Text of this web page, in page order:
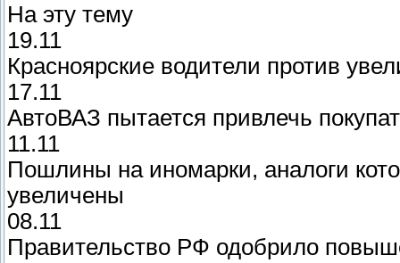
На эту тему
19.11
Красноярские водители против
17.11
АвтоВАЗ пытается привлечь
11.11
Пошлины на иномарки, аналоги
увеличены
08.11
Правительство РФ одобрило